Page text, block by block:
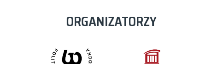
ORGANIZATORZY